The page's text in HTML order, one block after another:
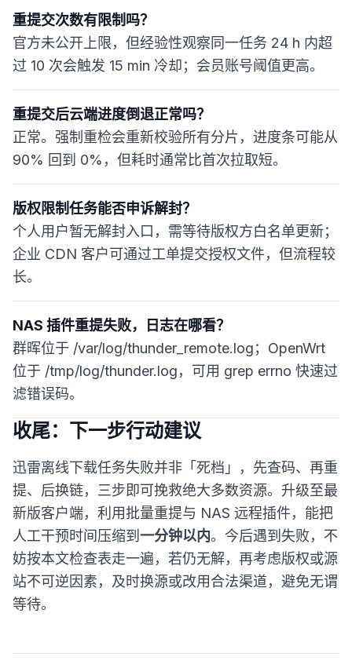
重提交次数有限制吗？
官方未公开上限，但经验性观察同一任务 24 h 内超
过 10 次会触发 15 min 冷却；会员账号阈值更高。
重提交后云端进度倒退正常吗？
正常。强制重检会重新校验所有分片，进度条可能从
90% 回到 0%，但耗时通常比首次拉取短。
版权限制任务能否申诉解封？
个人用户暂无解封入口，需等待版权方白名单更新；
企业 CDN 客户可通过工单提交授权文件，但流程较
长。
NAS 插件重提失败，日志在哪看？
群晖位于 /var/log/thunder_remote.log；OpenWrt
位于 /tmp/log/thunder.log，可用 grep errno 快速过
滤错误码。
收尾：下一步行动建议
迅雷离线下载任务失败并非「死档」，先查码、再重
提、后换链，三步即可挽救绝大多数资源。升级至最
新版客户端，利用批量重提与 NAS 远程插件，能把
人工干预时间压缩到 一分钟以内。今后遇到失败，不
妨按本文检查表走一遍，若仍无解，再考虑版权或源
站不可逆因素，及时换源或改用合法渠道，避免无谓
等待。